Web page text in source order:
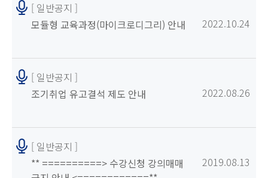
[ 일반공지 ]
모듈형 교육과정(마이크로디그리) 안내
2022.10.24
[ 일반공지 ]
조기취업 유고결석 제도 안내
2022.08.26
[ 일반공지 ]
** ==========> 수강신청 강의매매
2019.08.13